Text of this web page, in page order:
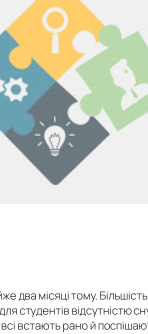
два місяці тому.
відсутністю
встають рано й